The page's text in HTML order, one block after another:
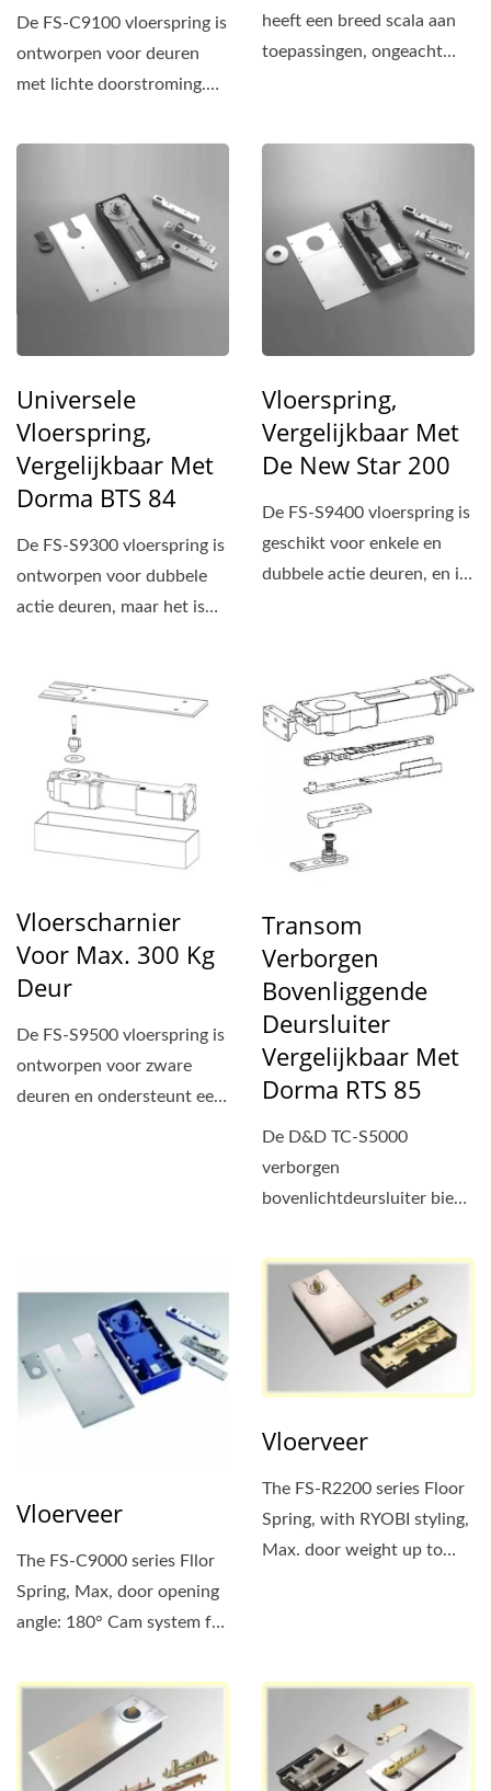
De FS-C9100 vloerspring is
ontworpen voor deuren
met lichte doorstroming.
heeft een breed scala aan
toepassingen, ongeacht
Universele
Vloerspring,
Vergelijkbaar Met
Dorma BTS 84
De FS-S9300 vloerspring is
ontworpen voor dubbele
actie deuren, maar het is
Vloerspring,
Vergelijkbaar Met
De New Star 200
De FS-S9400 vloerspring is
geschikt voor enkele en
dubbele actie deuren, en is
Vloerscharnier
Voor Max. 300 Kg
Deur
De FS-S9500 vloerspring is
ontworpen voor zware
deuren en ondersteunt een
Transom
Verborgen
Bovenliggende
Deursluiter
Vergelijkbaar Met
Dorma RTS 85
De D&D TC-S5000
verborgen
bovenlichtdeursluiter biedt
toepassingen waarbij...
Vloerveer
The FS-C9000 series Fllor
Spring, Max, door opening
angle: 180° Cam system for
Vloerveer
The FS-R2200 series Floor
Spring, with RYOBI styling,
Max. door weight up to